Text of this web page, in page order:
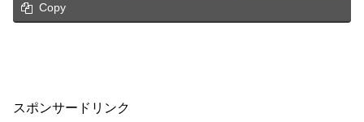
Copy
スポンサードリンク